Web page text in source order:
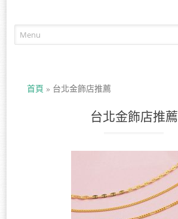
首頁 » 台北金飾店推薦
台北金飾店推薦